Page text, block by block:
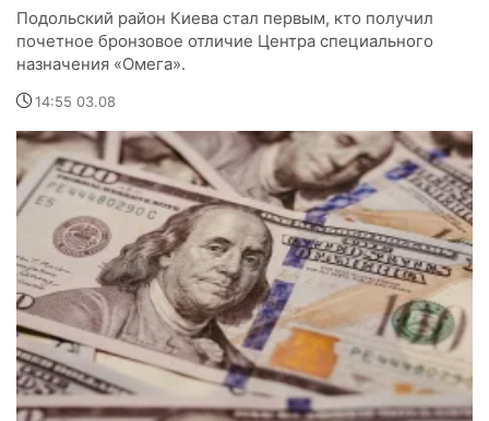
Подольский район Киева стал первым, кто получил
почетное бронзовое отличие Центра специального
назначения «Омега».
14:55 03.08